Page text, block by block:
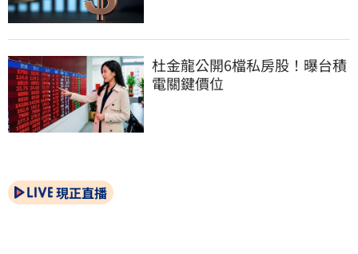
杜金龍公開6檔私房股！曝台積
電關鍵價位
現正直播